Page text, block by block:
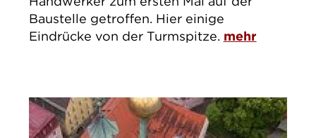
Baustelle getroffen. Hier einige
Eindrücke von der Turmspitze. mehr